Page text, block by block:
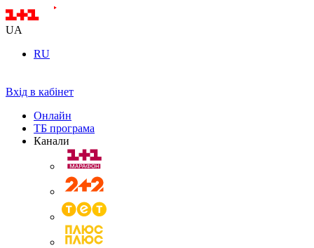
UA
RU
Вхід в кабінет
Онлайн
ТБ програма
Канали